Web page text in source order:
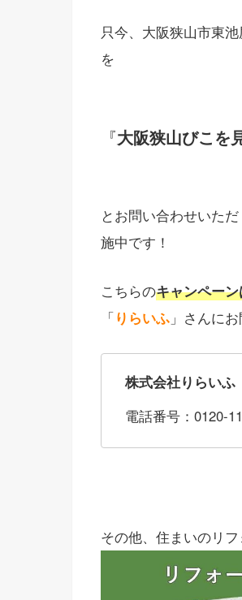
只今、大阪狭山市東
を
『大阪狭山びこを
とお問い合わせいただ
施中です！
こちらのキャンペー
「りらいふ 」さんに
株式会社りらいふ
電話番号：0120-
その他、住まいのリフ